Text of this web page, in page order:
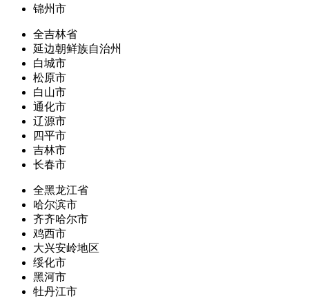
锦州市
全吉林省
延边朝鲜族自治州
白城市
松原市
白山市
通化市
辽源市
四平市
吉林市
长春市
全黑龙江省
哈尔滨市
齐齐哈尔市
鸡西市
大兴安岭地区
绥化市
黑河市
牡丹江市